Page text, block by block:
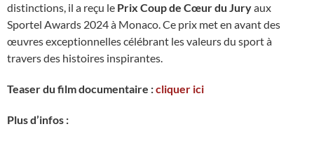
distinctions, il a reçu le Prix Coup de Cœur du Juryaux
Sportel Awards 2024 à Monaco. Ce prix met en avant des
œuvres exceptionnelles célébrant les valeurs du sport à
travers des histoires inspirantes.
Teaser du film documentaire :cliquer ici
Plus d’infos :